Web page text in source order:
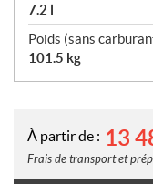
7.2 l
Poids (sans
101.5 kg
À partir de : 13
Frais de transport et